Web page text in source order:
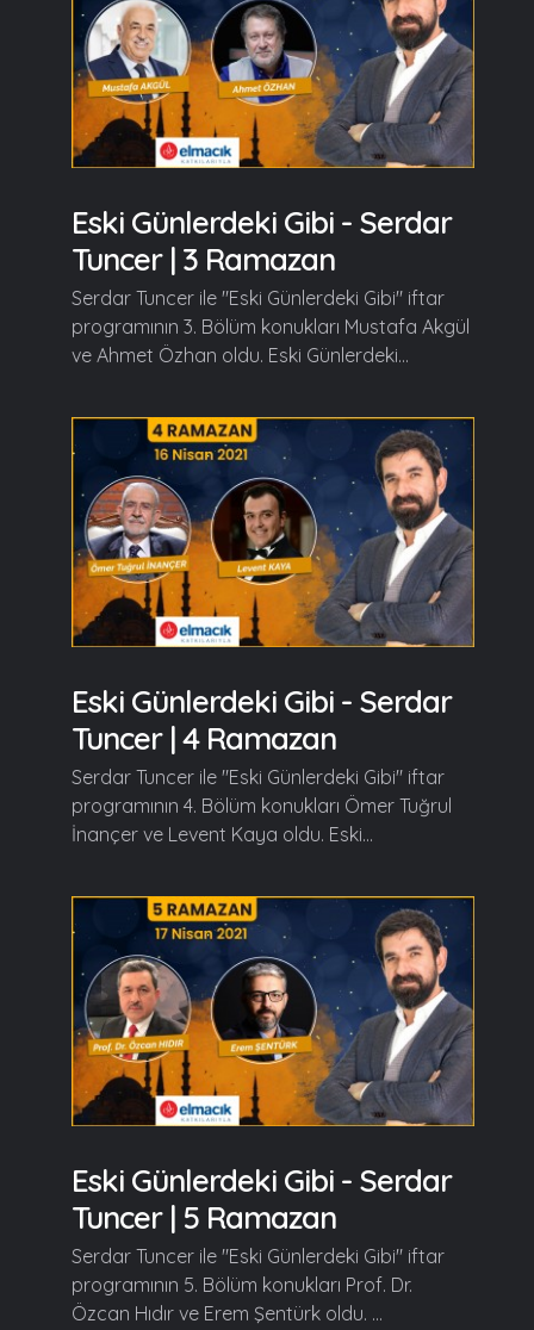
Eski Günlerdeki Gibi - Serdar
Tuncer | 3 Ramazan
Serdar Tuncer ile "Eski Günlerdeki Gibi" iftar
programının 3. Bölüm konukları Mustafa Akgül
ve Ahmet Özhan oldu. Eski Günlerdeki...
Eski Günlerdeki Gibi - Serdar
Tuncer | 4 Ramazan
Serdar Tuncer ile "Eski Günlerdeki Gibi" iftar
programının 4. Bölüm konukları Ömer Tuğrul
İnançer ve Levent Kaya oldu. Eski...
Eski Günlerdeki Gibi - Serdar
Tuncer | 5 Ramazan
Serdar Tuncer ile "Eski Günlerdeki Gibi" iftar
programının 5. Bölüm konukları Prof. Dr.
Özcan Hıdır ve Erem Şentürk oldu. ...